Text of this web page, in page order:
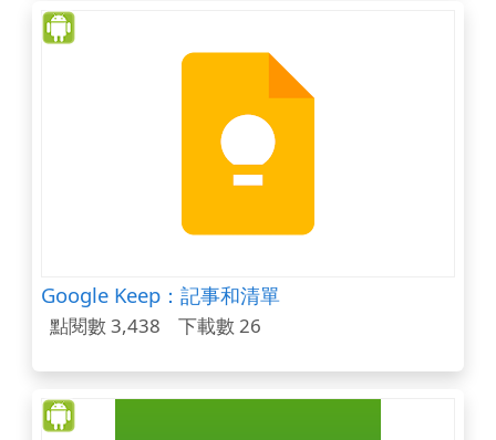
Google Keep：記事和清單
點閱數 3,438 下載數 26